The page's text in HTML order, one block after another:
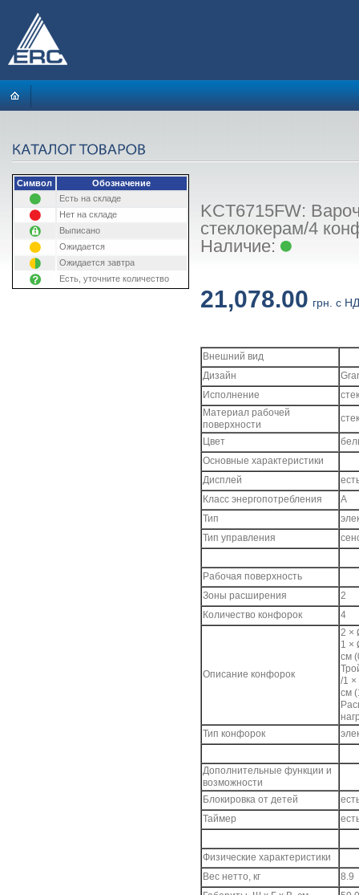
Символ
Обозначение
Есть на складе
Нет на складе
Выписано
Ожидается
Ожидается завтра
Есть, уточните количество
KCT6715FW:
стеклокерам/4
Наличие:
21,078.00 грн. с
Внешний вид
Дизайн
Исполнение
Материал рабочей
поверхности
Цвет
Основные характеристики
Дисплей
Класс энергопотребления
A
Тип
Тип управления
Рабочая поверхность
Зоны расширения
2
Количество конфорок
4
Описание конфорок
2 ×
1 ×
см
/1 ×
см
Тип конфорок
Дополнительные функции и
возможности
Блокировка от детей
Таймер
Физические характеристики
Вес нетто, кг
8.9